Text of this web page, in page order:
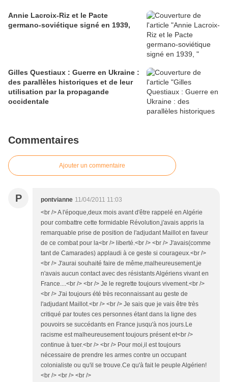
Annie Lacroix-Riz et le Pacte
germano-soviétique signé en 1939,
Gilles Questiaux : Guerre en Ukraine :
des parallèles historiques et de leur
utilisation par la propagande
occidentale
Commentaires
Ajouter un commentaire
P pontvianne 11/04/2011 11:03
<br /> A l'époque,deux mois avant d'être rappelé en Algérie
pour combattre cette formidable Révolution,j'avais appris la
remarquable prise de position de l'adjudant Maillot en faveur
de ce combat pour la<br /> liberté.<br /> <br /> J'avais(comme
tant de Camarades) applaudi à ce geste si courageux.<br />
<br /> J'aurai souhaité faire de même,malheureusement,je
n'avais aucun contact avec des résistants Algériens vivant en
France....<br /> <br /> Je le regrette toujours vivement.<br />
<br /> J'ai toujours été très reconnaissant au geste de
l'adjudant Maillot.<br /> <br /> Je sais que je vais être très
critiqué par toutes ces personnes étant dans la ligne des
pouvoirs se succédants en France jusqu'à nos jours.Le
racisme est malheureusement toujours présent et<br />
continue à tuer.<br /> <br /> Pour moi,il est toujours
nécessaire de prendre les armes contre un occupant
colonialiste ou qu'il se trouve.Ce qu'à fait le peuple Algérien!
<br /> <br /> <br />